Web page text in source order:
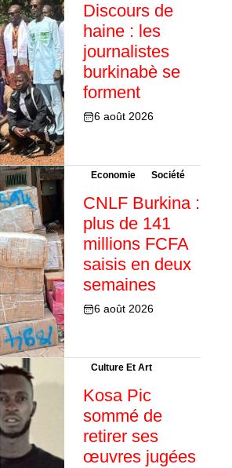
Discours de
haine : les
journalistes
burkinabè se
forment
6 août 2026
Economie Société
CNLF Burkina :
plus de 141
millions FCFA
saisis en deux
semaines
6 août 2026
Culture Et Art
Kosa Pic
sommé de
retirer ses
œuvres jugées